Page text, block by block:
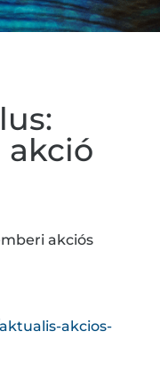
akció
akciós
akcios-